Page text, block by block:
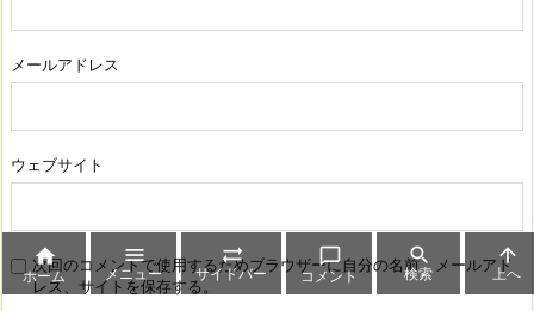
メールアドレス
ウェブサイト
次回のコメントで使用するためブラウザーに自分の名前、メールアド
レス、サイトを保存する。

ホーム

メニュー

サイドバー

コメント

検索

上へ